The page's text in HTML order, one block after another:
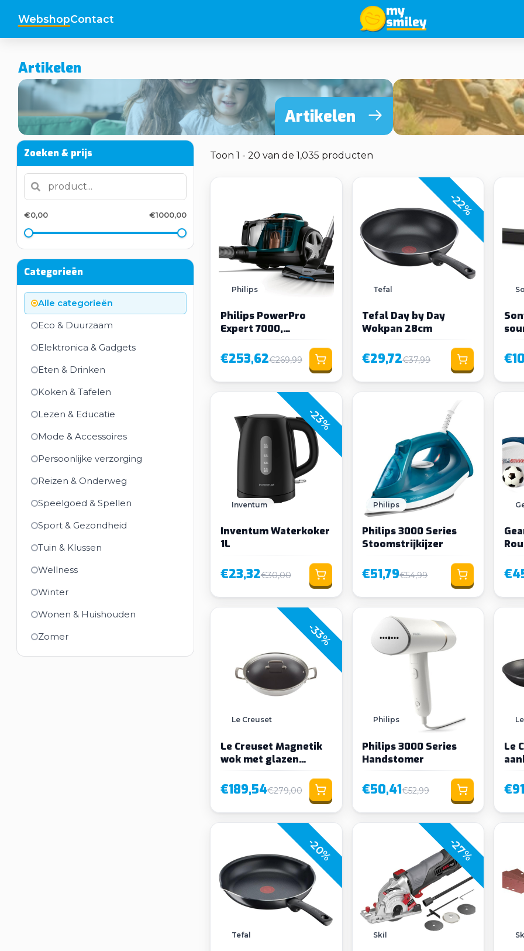
WebshopContact
Artikelen
Artikelen
Zoeken & prijs
€0,00 €1000,00
Categorieën
Alle categorieën
Eco & Duurzaam
Elektronica & Gadgets
Eten & Drinken
Koken & Tafelen
Lezen & Educatie
Mode & Accessoires
Persoonlijke verzorging
Reizen & Onderweg
Speelgoed & Spellen
Sport & Gezondheid
Tuin & Klussen
Wellness
Winter
Wonen & Huishouden
Zomer
Toon 1 - 20 van de 1,035 producten
Philips
Philips PowerPro
Expert 7000,
Stofzuiger zonder zak
€253,62€269,99
-22%
Tefal
Tefal Day by Day
Wokpan 28cm
€29,72€37,99
-23%
Inventum
Inventum Waterkoker
1L
€23,32€30,00
Philips
Philips 3000 Series
Stoomstrijkijzer
€51,79€54,99
-33%
Le Creuset
Le Creuset Magnetik
wok met glazen
€189,54€279,00
Philips
Philips 3000 Series
Handstomer
€50,41€52,99
Le
-20%
Tefal
-27%
Skil